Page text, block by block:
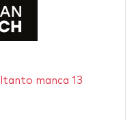
manca 13